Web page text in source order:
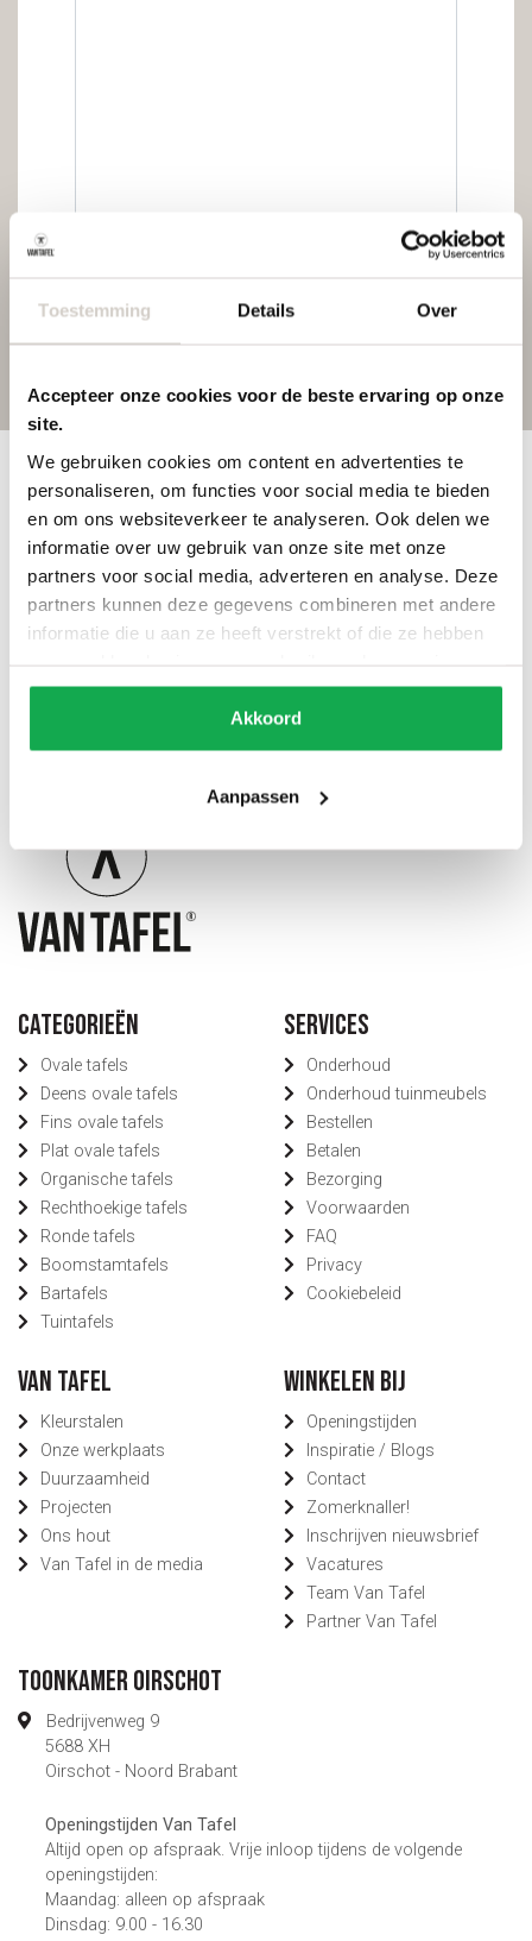
Toestemming Details Over
Accepteer onze cookies voor de beste ervaring op onze
site.
We gebruiken cookies om content en advertenties te
personaliseren, om functies voor social media te bieden
en om ons websiteverkeer te analyseren. Ook delen we
informatie over uw gebruik van onze site met onze
partners voor social media, adverteren en analyse. Deze
partners kunnen deze gegevens combineren met andere
informatie die u aan ze heeft verstrekt of die ze hebben
Akkoord
Aanpassen
dit veld
leeg te
Wat klanten zeggen
9.7 / 10 298 reviews
Categorieën
Ovale tafels
Deens ovale tafels
Fins ovale tafels
Plat ovale tafels
Organische tafels
Rechthoekige tafels
Ronde tafels
Boomstamtafels
Bartafels
Tuintafels
Services
Onderhoud
Onderhoud tuinmeubels
Bestellen
Betalen
Bezorging
Voorwaarden
FAQ
Privacy
Cookiebeleid
Van Tafel
Kleurstalen
Onze werkplaats
Duurzaamheid
Projecten
Ons hout
Van Tafel in de media
Winkelen bij
Openingstijden
Inspiratie / Blogs
Contact
Zomerknaller!
Inschrijven nieuwsbrief
Vacatures
Team Van Tafel
Partner Van Tafel
Toonkamer Oirschot
Bedrijvenweg 9
5688 XH
Oirschot - Noord Brabant
Openingstijden Van Tafel
Altijd open op afspraak. Vrije inloop tijdens de volgende
openingstijden:
Maandag: alleen op afspraak
Dinsdag: 9.00 - 16.30